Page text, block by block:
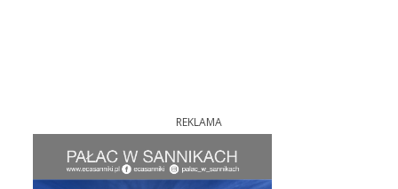
REKLAMA